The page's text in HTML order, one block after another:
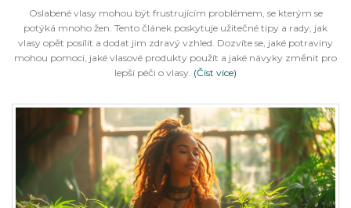
Oslabené vlasy mohou být frustrujícím problémem, se kterým se
potýká mnoho žen. Tento článek poskytuje užitečné tipy a rady, jak
vlasy opět posílit a dodat jim zdravý vzhled. Dozvíte se, jaké potraviny
mohou pomoci, jaké vlasové produkty použít a jaké návyky změnit pro
lepší péči o vlasy. (Číst více)